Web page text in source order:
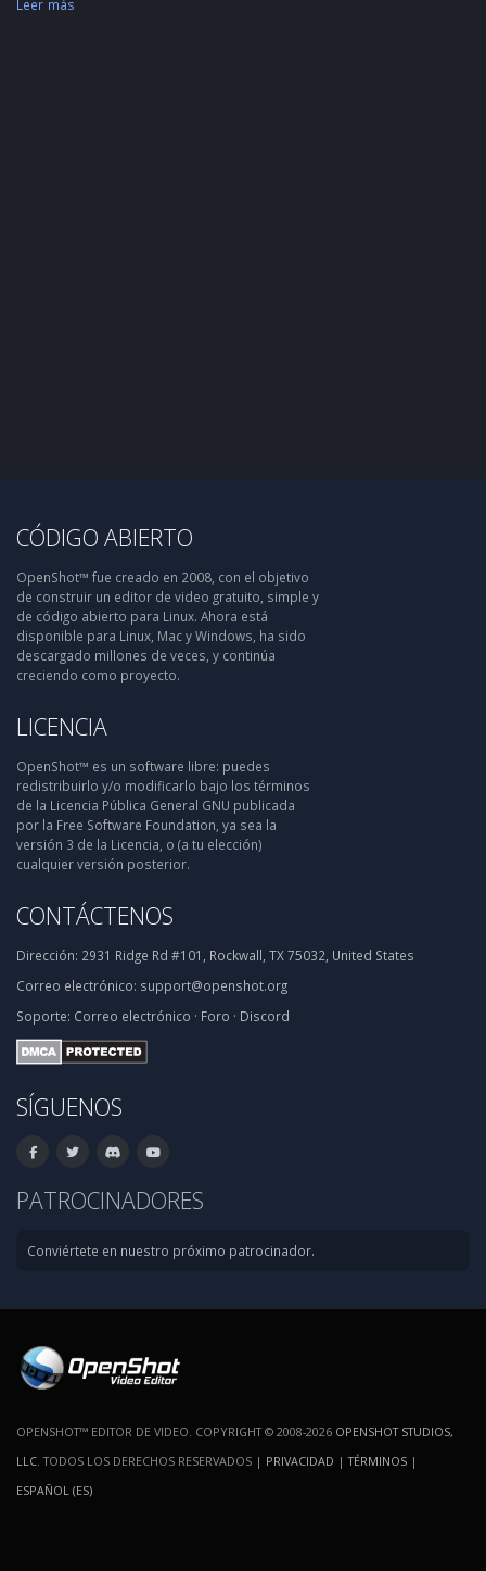
Leer más
CÓDIGO ABIERTO
OpenShot™ fue creado en 2008, con el objetivo
de construir un editor de video gratuito, simple y
de código abierto para Linux. Ahora está
disponible para Linux, Mac y Windows, ha sido
descargado millones de veces, y continúa
creciendo como proyecto.
LICENCIA
OpenShot™ es un software libre: puedes
redistribuirlo y/o modificarlo bajo los términos
de la Licencia Pública General GNU publicada
por la Free Software Foundation, ya sea la
versión 3 de la Licencia, o (a tu elección)
cualquier versión posterior.
CONTÁCTENOS
Dirección: 2931 Ridge Rd #101, Rockwall, TX 75032, United States
Correo electrónico: support@openshot.org
Soporte: Correo electrónico · Foro · Discord
SÍGUENOS
PATROCINADORES
Conviértete en nuestro próximo patrocinador.
OPENSHOT™ EDITOR DE VIDEO. COPYRIGHT © 2008-2026 OPENSHOT STUDIOS,
LLC . TODOS LOS DERECHOS RESERVADOS | PRIVACIDAD |TÉRMINOS |
ESPAÑOL (ES)